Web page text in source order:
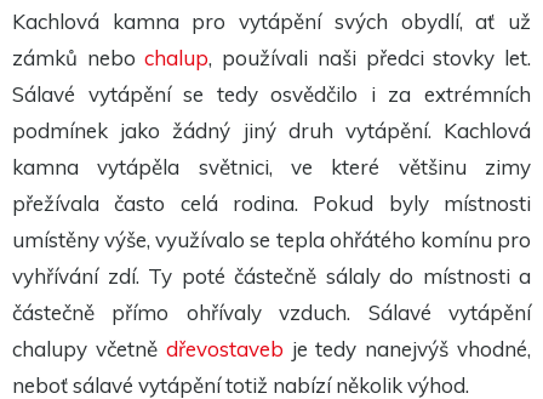
Kachlová kamna pro vytápění svých obydlí, ať už
zámků nebochalup, používali naši předci stovky let.
Sálavé vytápění se tedy osvědčilo i za extrémních
podmínek jako žádný jiný druh vytápění. Kachlová
kamna vytápěla světnici, ve které většinu zimy
přežívala často celá rodina. Pokud byly místnosti
umístěny výše, využívalo se tepla ohřátého komínu pro
vyhřívání zdí. Ty poté částečně sálaly do místnosti a
částečně přímo ohřívaly vzduch. Sálavé vytápění
chalupy včetně dřevostaveb je tedy nanejvýš vhodné,
neboť sálavé vytápění totiž nabízí několik výhod.
Nutné
Tyto
cookies
nejsou
volitelné.
potřeba
fungování
Statistiky
Abychom
mohli
zlepšit
funkčnost
a
strukturu